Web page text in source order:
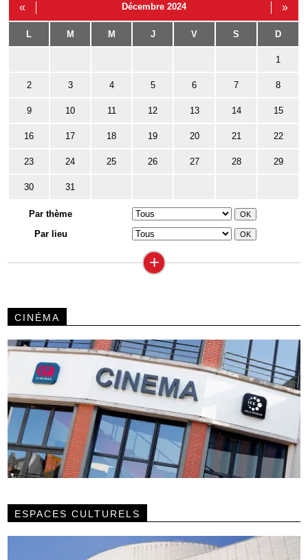
« Décembre 2024 »
L M M J V S D
1
2 3 4 5 6 7 8
9 10 11 12 13 14 15
16 17 18 19 20 21 22
23 24 25 26 27 28 29
30 31
Par thème
Par lieu
+
CINÉMA
ESPACES CULTURELS